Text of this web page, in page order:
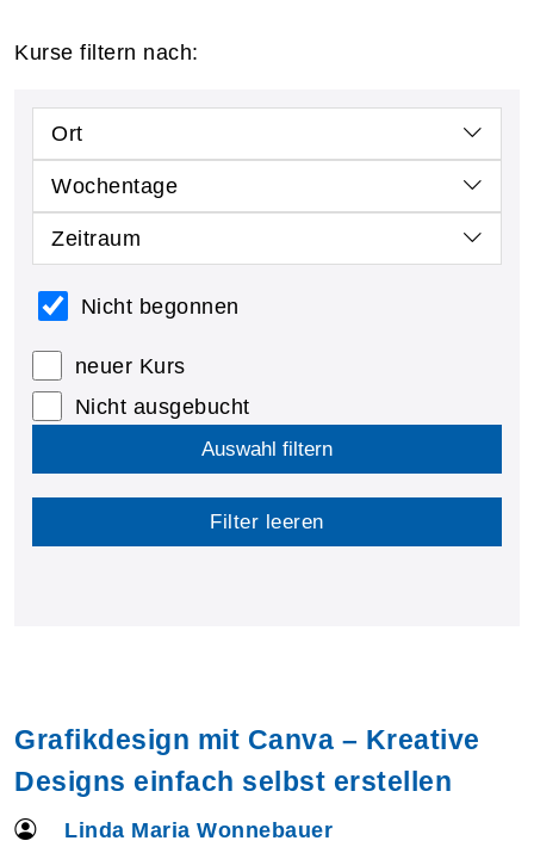
Kurse filtern nach:
Ort
Wochentage
Zeitraum
Nicht begonnen
neuer Kurs
Nicht ausgebucht
Auswahl filtern
Filter leeren
Grafikdesign mit Canva – Kreative
Designs einfach selbst erstellen
Linda Maria Wonnebauer